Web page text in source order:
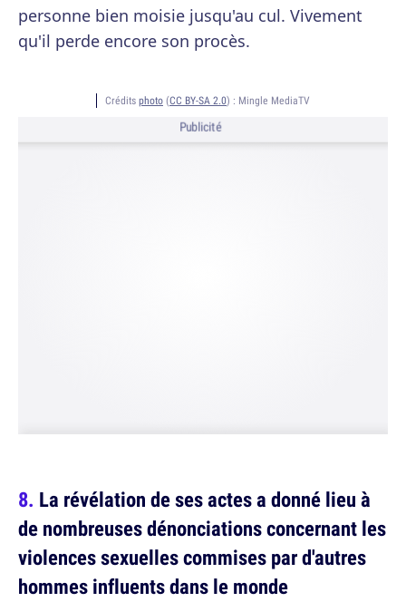
personne bien moisie jusqu'au cul. Vivement
qu'il perde encore son procès.
Crédits photo (CC BY-SA 2.0) : Mingle MediaTV
Publicité
La révélation de ses actes a donné lieu à
de nombreuses dénonciations concernant les
violences sexuelles commises par d'autres
hommes influents dans le monde